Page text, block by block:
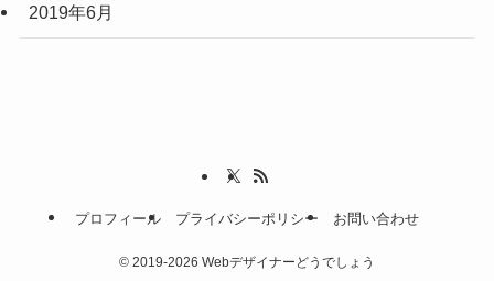
2019年6月
プロフィール プライバシーポリシー お問い合わせ
© 2019-2026 Webデザイナーどうでしょう